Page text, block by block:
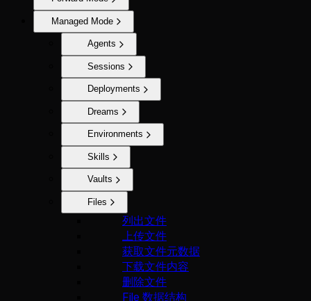
Managed Mode
Agents
Sessions
Deployments
Dreams
Environments
Skills
Vaults
Files
列出文件
上传文件
获取文件元数据
下载文件内容
删除文件
File 数据结构